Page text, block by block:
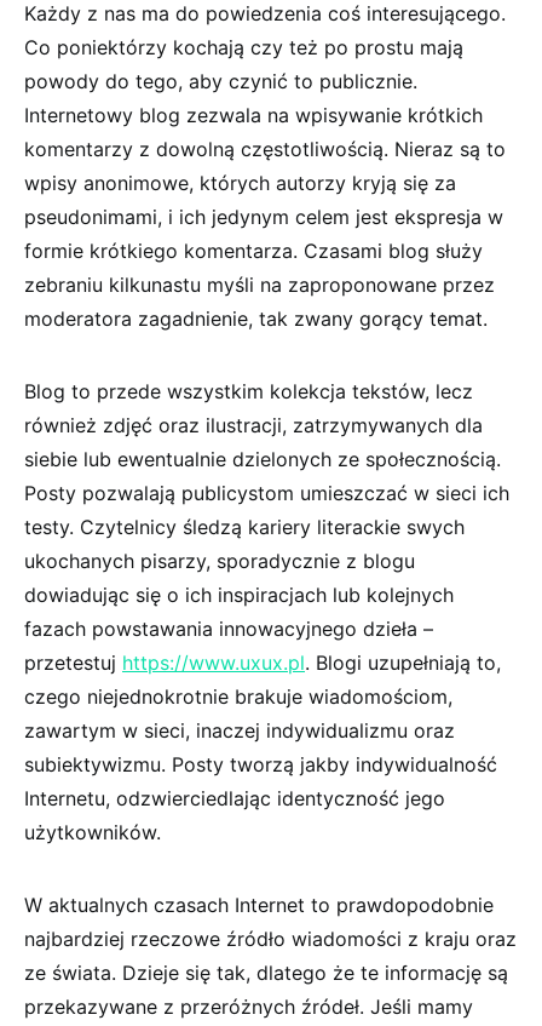
Każdy z nas ma do powiedzenia coś interesującego.
Co poniektórzy kochają czy też po prostu mają
powody do tego, aby czynić to publicznie.
Internetowy blog zezwala na wpisywanie krótkich
komentarzy z dowolną częstotliwością. Nieraz są to
wpisy anonimowe, których autorzy kryją się za
pseudonimami, i ich jedynym celem jest ekspresja w
formie krótkiego komentarza. Czasami blog służy
zebraniu kilkunastu myśli na zaproponowane przez
moderatora zagadnienie, tak zwany gorący temat.
Blog to przede wszystkim kolekcja tekstów, lecz
również zdjęć oraz ilustracji, zatrzymywanych dla
siebie lub ewentualnie dzielonych ze społecznością.
Posty pozwalają publicystom umieszczać w sieci ich
testy. Czytelnicy śledzą kariery literackie swych
ukochanych pisarzy, sporadycznie z blogu
dowiadując się o ich inspiracjach lub kolejnych
fazach powstawania innowacyjnego dzieła –
przetestuj https://www.uxux.pl. Blogi uzupełniają to,
czego niejednokrotnie brakuje wiadomościom,
zawartym w sieci, inaczej indywidualizmu oraz
subiektywizmu. Posty tworzą jakby indywidualność
Internetu, odzwierciedlając identyczność jego
użytkowników.
W aktualnych czasach Internet to prawdopodobnie
najbardziej rzeczowe źródło wiadomości z kraju oraz
ze świata. Dzieje się tak, dlatego że te informację są
przekazywane z przeróżnych źródeł. Jeśli mamy